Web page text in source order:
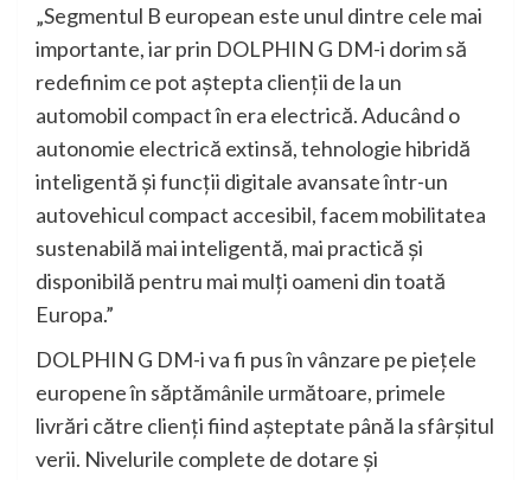
„Segmentul B european este unul dintre cele mai
importante, iar prin DOLPHIN G DM-i dorim să
redefinim ce pot aștepta clienții de la un
automobil compact în era electrică. Aducând o
autonomie electrică extinsă, tehnologie hibridă
inteligentă și funcții digitale avansate într-un
autovehicul compact accesibil, facem mobilitatea
sustenabilă mai inteligentă, mai practică și
disponibilă pentru mai mulți oameni din toată
Europa.”
DOLPHIN G DM-i va fi pus în vânzare pe piețele
europene în săptămânile următoare, primele
livrări către clienți fiind așteptate până la sfârșitul
verii. Nivelurile complete de dotare și